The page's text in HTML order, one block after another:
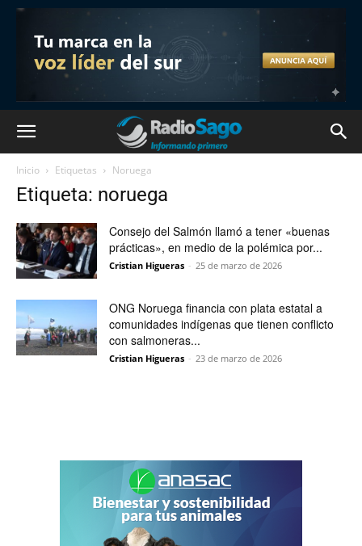
Inicio Etiquetas Noruega
Etiqueta: noruega
Consejo del Salmón llamó a tener «buenas
prácticas», en medio de la polémica por...
Cristian Higueras - 25 de marzo de 2026
ONG Noruega financia con plata estatal a
comunidades indígenas que tienen conflicto
con salmoneras...
Cristian Higueras - 23 de marzo de 2026